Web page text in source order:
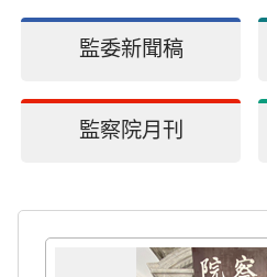
監委新聞稿
監察院月刊